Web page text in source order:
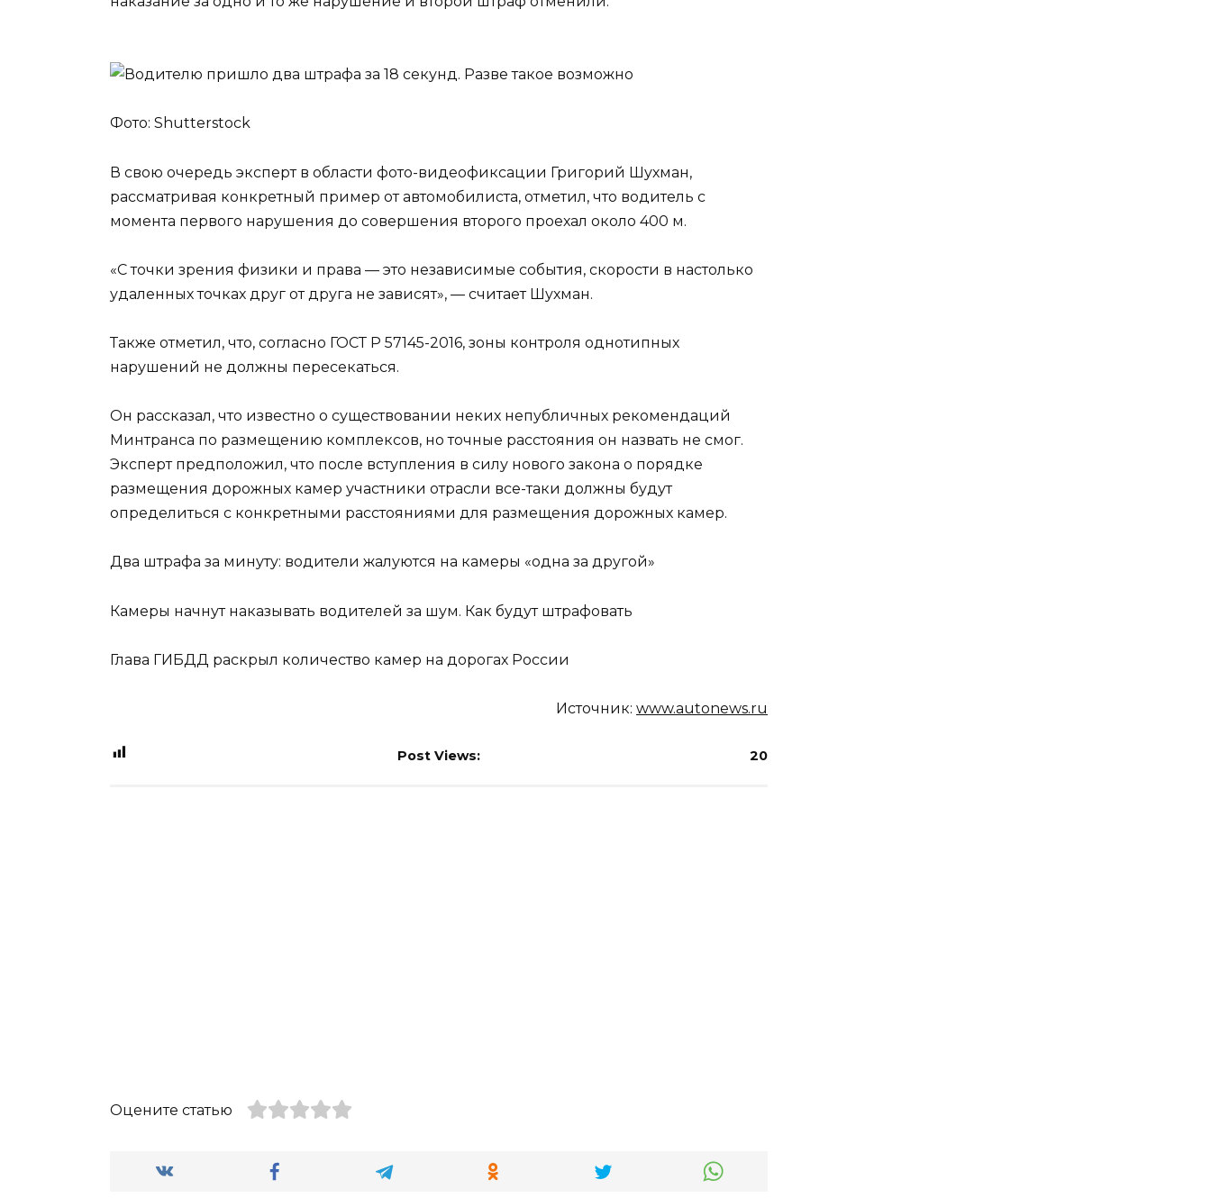
Фото: Shutterstock
В свою очередь эксперт в области фото-видеофиксации Григорий Шухман,
рассматривая конкретный пример от автомобилиста, отметил, что водитель с
момента первого нарушения до совершения второго проехал около 400 м.
«С точки зрения физики и права — это независимые события, скорости в настолько
удаленных точках друг от друга не зависят», — считает Шухман.
Также отметил, что, согласно ГОСТ Р 57145-2016, зоны контроля однотипных
нарушений не должны пересекаться.
Он рассказал, что известно о существовании неких непубличных рекомендаций
Минтранса по размещению комплексов, но точные расстояния он назвать не смог.
Эксперт предположил, что после вступления в силу нового закона о порядке
размещения дорожных камер участники отрасли все-таки должны будут
определиться с конкретными расстояниями для размещения дорожных камер.
Два штрафа за минуту: водители жалуются на камеры «одна за другой»
Камеры начнут наказывать водителей за шум. Как будут штрафовать
Глава ГИБДД раскрыл количество камер на дорогах России
Источник: www.autonews.ru
Post Views: 20
Оцените статью